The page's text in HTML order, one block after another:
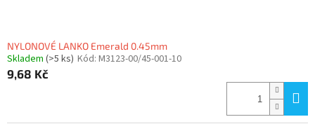
NYLONOVÉ LANKO Emerald 0.45mm
Skladem (>5 ks) Kód: M3123-00/45-001-10
9,68 Kč